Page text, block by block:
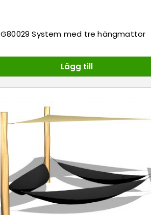
G80029 System med tre hängmattor
Lägg till